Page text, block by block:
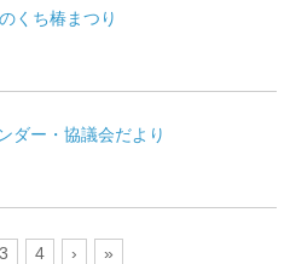
くち椿まつり
ダー・協議会だより
3 4 › »